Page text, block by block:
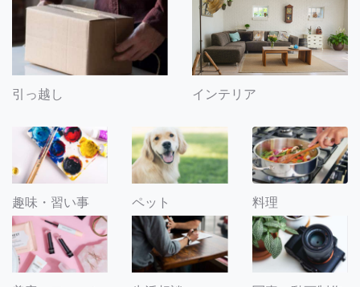
引っ越し インテリア
趣味・習い事 ペット 料理